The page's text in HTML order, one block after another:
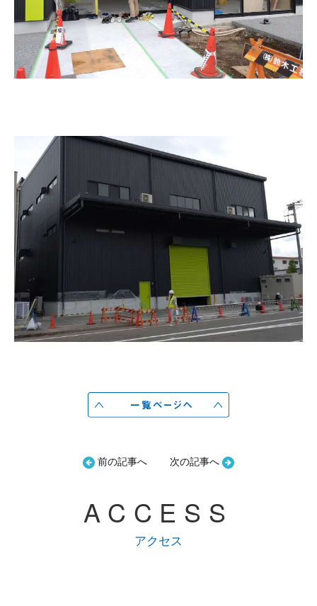
前の記事へ 次の記事へ
ACCESS
アクセス